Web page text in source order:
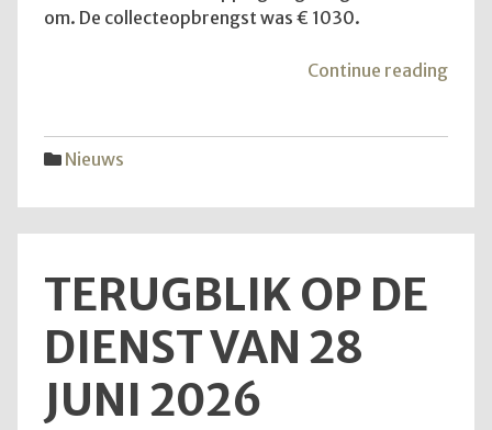
om. De collecteopbrengst was € 1030.
Continue reading
Nieuws
TERUGBLIK OP DE
DIENST VAN 28
JUNI 2026